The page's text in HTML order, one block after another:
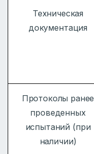
Техническая
документация
Протоколы ранее
проведенных
испытаний (при
наличии)